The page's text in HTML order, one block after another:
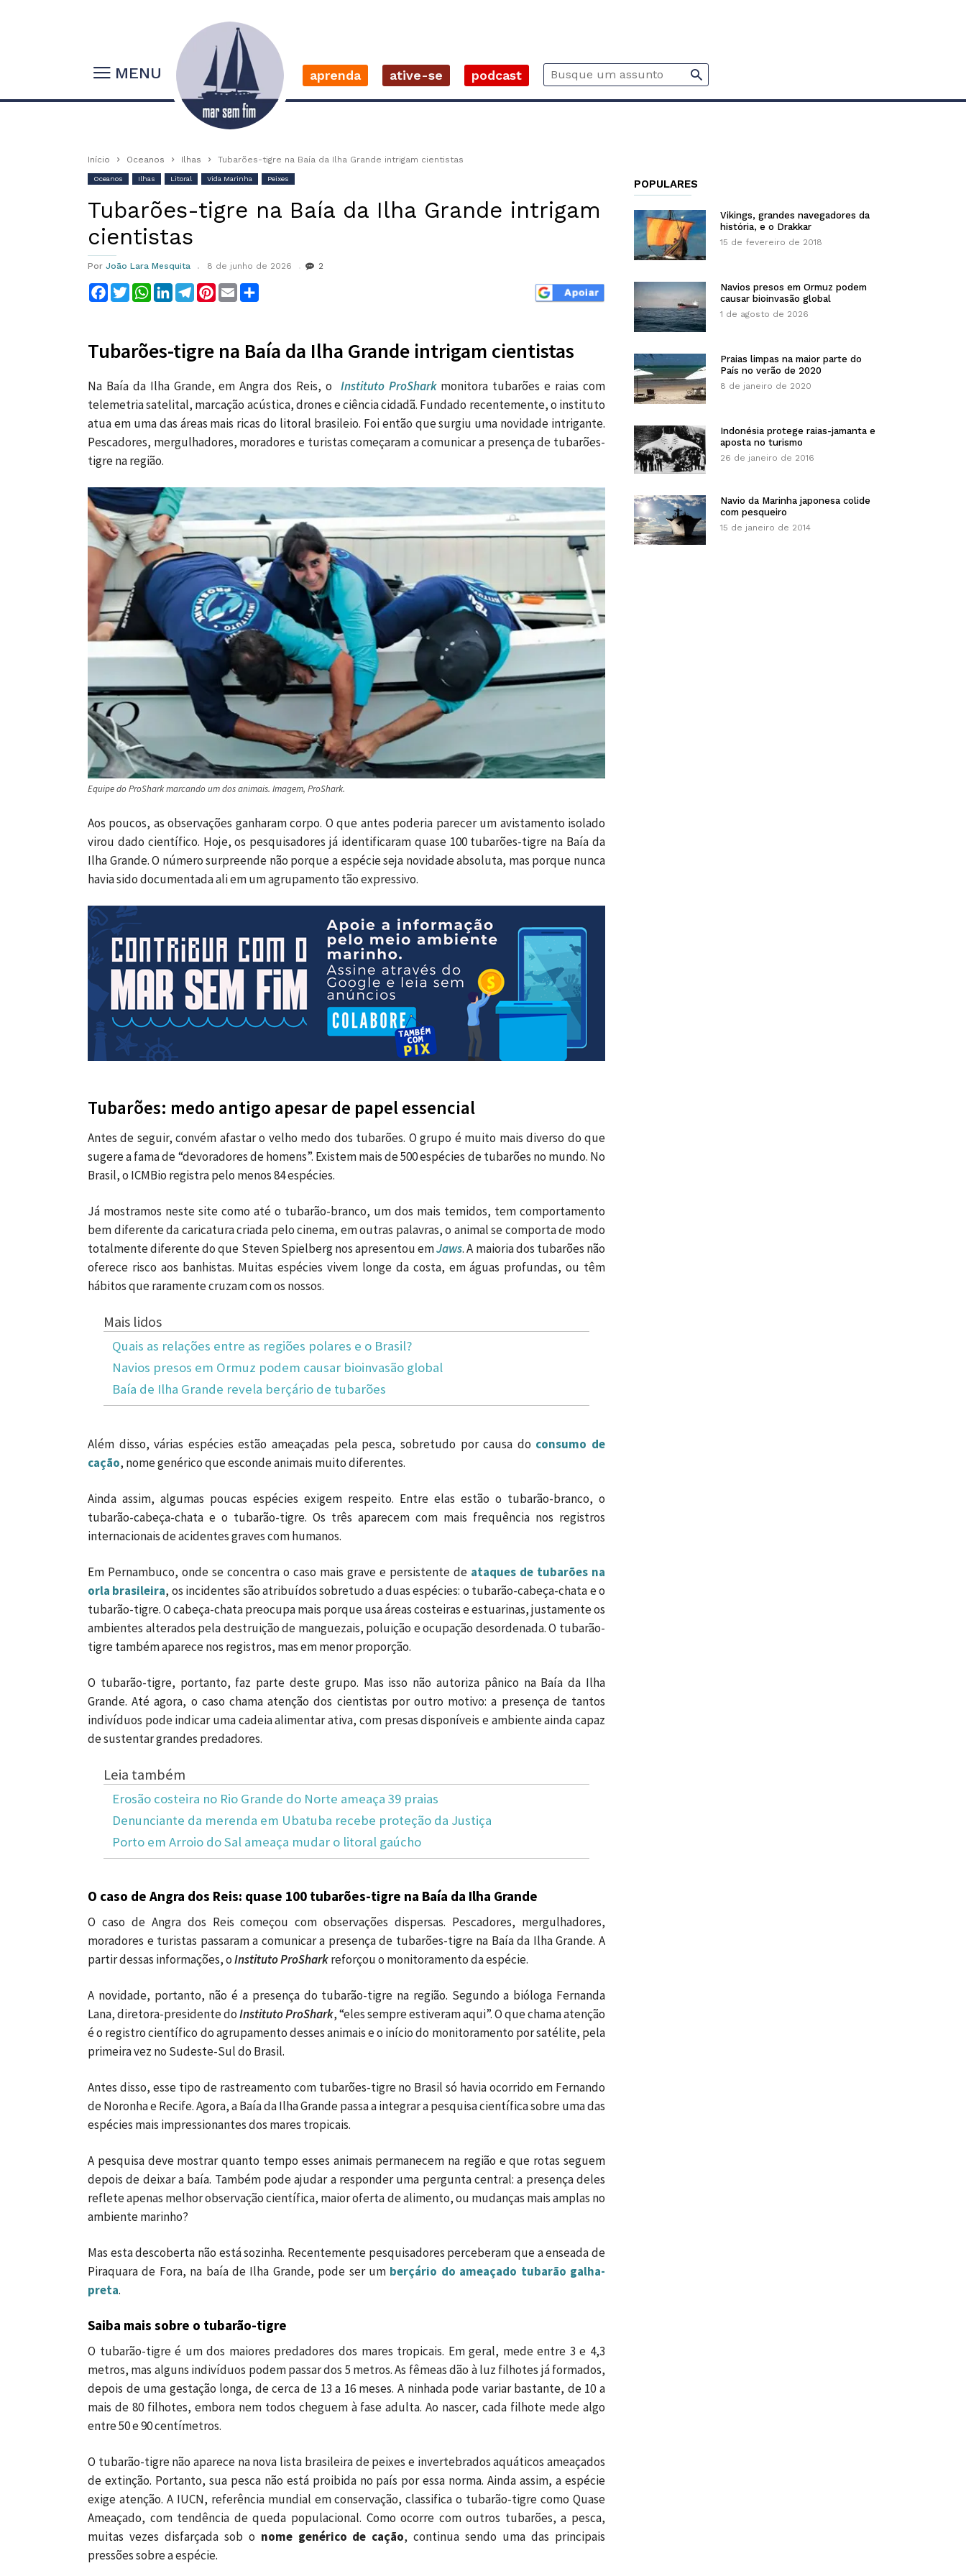
MENU aprenda ative-se podcast
Início Oceanos Ilhas Tubarões-tigre na Baía da Ilha Grande intrigam cientistas
Oceanos Ilhas Litoral Vida Marinha Peixes
Tubarões-tigre na Baía da Ilha Grande intrigam
cientistas
Por João Lara Mesquita 8 de junho de 2026 2
Facebook
TwitterWhatsApp
LinkedInTelegram
Pinterest
Email
Tubarões-tigre na Baía da Ilha Grande intrigam cientistas
Na Baía da Ilha Grande, em Angra dos Reis, o Instituto ProSharkmonitora tubarões e raias com
telemetria satelital, marcação acústica, drones e ciência cidadã. Fundado recentemente, o instituto
atua em uma das áreas mais ricas do litoral brasileio. Foi então que surgiu uma novidade intrigante.
Pescadores, mergulhadores, moradores e turistas começaram a comunicar a presença de tubarões-
tigre na região.
Equipe do ProShark marcando um dos animais. Imagem, ProShark.
Aos poucos, as observações ganharam corpo. O que antes poderia parecer um avistamento isolado
virou dado científico. Hoje, os pesquisadores já identificaram quase 100 tubarões-tigre na Baía da
Ilha Grande. O número surpreende não porque a espécie seja novidade absoluta, mas porque nunca
havia sido documentada ali em um agrupamento tão expressivo.
Tubarões: medo antigo apesar de papel essencial
Antes de seguir, convém afastar o velho medo dos tubarões. O grupo é muito mais diverso do que
sugere a fama de “devoradores de homens”. Existem mais de 500 espécies de tubarões no mundo. No
Brasil, o ICMBio registra pelo menos 84 espécies.
Já mostramos neste site como até o tubarão-branco, um dos mais temidos, tem comportamento
bem diferente da caricatura criada pelo cinema, em outras palavras, o animal se comporta de modo
totalmente diferente do que Steven Spielberg nos apresentou emJaws. A maioria dos tubarões não
oferece risco aos banhistas. Muitas espécies vivem longe da costa, em águas profundas, ou têm
hábitos que raramente cruzam com os nossos.
Mais lidos
Quais as relações entre as regiões polares e o Brasil?
Navios presos em Ormuz podem causar bioinvasão global
Baía de Ilha Grande revela berçário de tubarões
Além disso, várias espécies estão ameaçadas pela pesca, sobretudo por causa do consumo de
cação, nome genérico que esconde animais muito diferentes.
Ainda assim, algumas poucas espécies exigem respeito. Entre elas estão o tubarão-branco, o
tubarão-cabeça-chata e o tubarão-tigre. Os três aparecem com mais frequência nos registros
internacionais de acidentes graves com humanos.
Em Pernambuco, onde se concentra o caso mais grave e persistente de ataques de tubarões na
orla brasileira, os incidentes são atribuídos sobretudo a duas espécies: o tubarão-cabeça-chata e o
tubarão-tigre. O cabeça-chata preocupa mais porque usa áreas costeiras e estuarinas, justamente os
ambientes alterados pela destruição de manguezais, poluição e ocupação desordenada. O tubarão-
tigre também aparece nos registros, mas em menor proporção.
O tubarão-tigre, portanto, faz parte deste grupo. Mas isso não autoriza pânico na Baía da Ilha
Grande. Até agora, o caso chama atenção dos cientistas por outro motivo: a presença de tantos
indivíduos pode indicar uma cadeia alimentar ativa, com presas disponíveis e ambiente ainda capaz
de sustentar grandes predadores.
Leia também
Erosão costeira no Rio Grande do Norte ameaça 39 praias
Denunciante da merenda em Ubatuba recebe proteção da Justiça
Porto em Arroio do Sal ameaça mudar o litoral gaúcho
O caso de Angra dos Reis: quase 100 tubarões-tigre na Baía da Ilha Grande
O caso de Angra dos Reis começou com observações dispersas. Pescadores, mergulhadores,
moradores e turistas passaram a comunicar a presença de tubarões-tigre na Baía da Ilha Grande. A
partir dessas informações, oInstituto ProSharkreforçou o monitoramento da espécie.
A novidade, portanto, não é a presença do tubarão-tigre na região. Segundo a bióloga Fernanda
Lana, diretora-presidente doInstituto ProShark, “eles sempre estiveram aqui”. O que chama atenção
é o registro científico do agrupamento desses animais e o início do monitoramento por satélite, pela
primeira vez no Sudeste-Sul do Brasil.
Antes disso, esse tipo de rastreamento com tubarões-tigre no Brasil só havia ocorrido em Fernando
de Noronha e Recife. Agora, a Baía da Ilha Grande passa a integrar a pesquisa científica sobre uma das
espécies mais impressionantes dos mares tropicais.
A pesquisa deve mostrar quanto tempo esses animais permanecem na região e que rotas seguem
depois de deixar a baía. Também pode ajudar a responder uma pergunta central: a presença deles
reflete apenas melhor observação científica, maior oferta de alimento, ou mudanças mais amplas no
ambiente marinho?
Mas esta descoberta não está sozinha. Recentemente pesquisadores perceberam que a enseada de
Piraquara de Fora, na baía de Ilha Grande, pode ser um berçário do ameaçado tubarão galha-
preta.
Saiba mais sobre o tubarão-tigre
O tubarão-tigre é um dos maiores predadores dos mares tropicais. Em geral, mede entre 3 e 4,3
metros, mas alguns indivíduos podem passar dos 5 metros. As fêmeas dão à luz filhotes já formados,
depois de uma gestação longa, de cerca de 13 a 16 meses. A ninhada pode variar bastante, de 10 a
mais de 80 filhotes, embora nem todos cheguem à fase adulta. Ao nascer, cada filhote mede algo
entre 50 e 90 centímetros.
O tubarão-tigre não aparece na nova lista brasileira de peixes e invertebrados aquáticos ameaçados
de extinção. Portanto, sua pesca não está proibida no país por essa norma. Ainda assim, a espécie
exige atenção. A IUCN, referência mundial em conservação, classifica o tubarão-tigre como Quase
Ameaçado, com tendência de queda populacional. Como ocorre com outros tubarões, a pesca,
muitas vezes disfarçada sob o nome genérico de cação, continua sendo uma das principais
pressões sobre a espécie.
POPULARES
Vikings, grandes navegadores da
história, e o Drakkar
15 de fevereiro de 2018
Navios presos em Ormuz podem
causar bioinvasão global
1 de agosto de 2026
Praias limpas na maior parte do
País no verão de 2020
8 de janeiro de 2020
Indonésia protege raias-jamanta e
aposta no turismo
26 de janeiro de 2016
Navio da Marinha japonesa colide
com pesqueiro
15 de janeiro de 2014